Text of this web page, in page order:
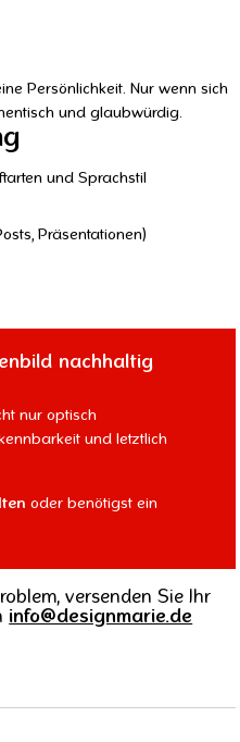
Persönlichkeit. Nur wenn sich
und glaubwürdig.
und Sprachstil
Präsentationen)
nachhaltig
nur optisch
und letztlich
oder benötigst ein
versenden Sie Ihr
info@designmarie.de